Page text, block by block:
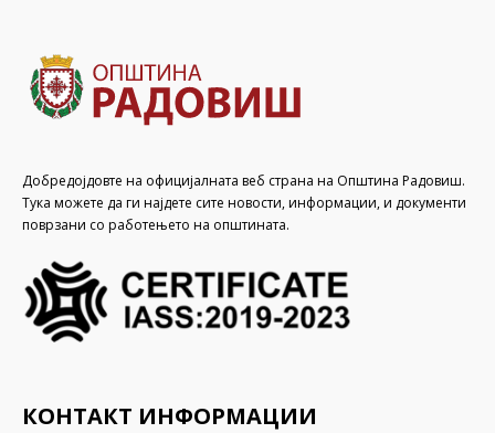
Добредојдовте на официјалната веб страна на Општина Радовиш.
Тука можете да ги најдете сите новости, информации, и документи
поврзани со работењето на општината.
КОНТАКТ ИНФОРМАЦИИ